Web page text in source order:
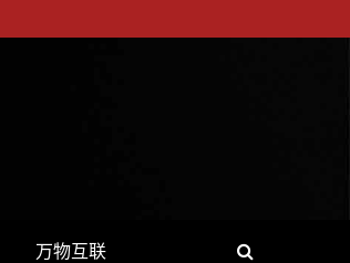
万物互联